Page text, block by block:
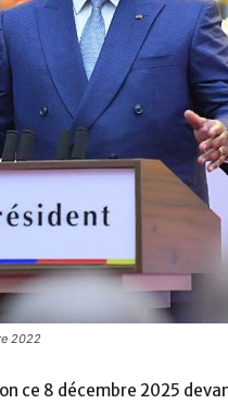
2022
ce 8 décembre 2025